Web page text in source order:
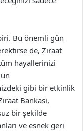
Bu önemli gün
de, Ziraat
hayallerinizi
gibi bir etkinlik
Bankası,
bir şekilde
ve esnek geri